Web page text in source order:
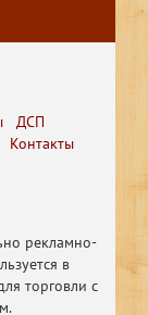
ДСП
Контакты
рекламно-
в
торговли с